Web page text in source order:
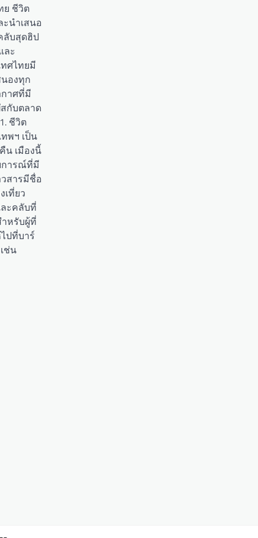
ย ชีวิต
นำเสนอ
ลับสุดฮิป
ละ
ศไทยมี
องทุก
าศที่มี
กับตลาด
ชีวิต
พฯ เป็น
น เมืองนี้
การณ์ที่มี
สารมีชื่อ
เที่ยว
ะคลับที่
หรับผู้ที่
ปที่บาร์
ช่น